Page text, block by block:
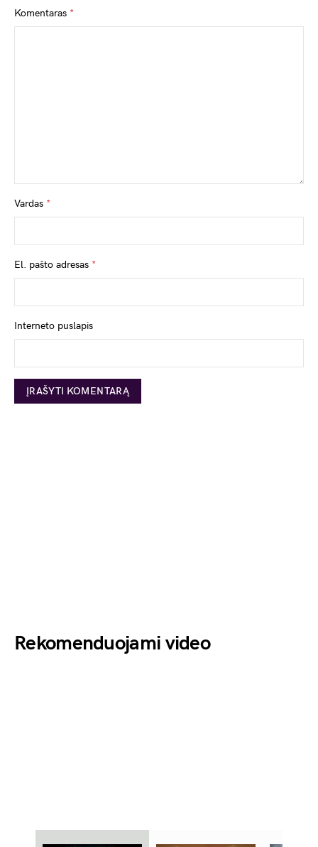
Komentaras *
Vardas *
El. pašto adresas *
Interneto puslapis
Rekomenduojami video